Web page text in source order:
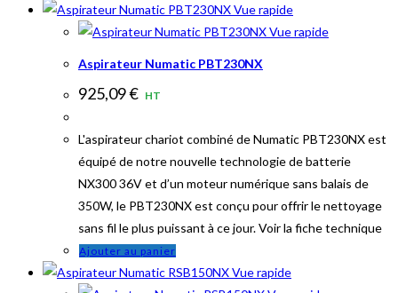
Vue rapide
Vue rapide
Aspirateur Numatic PBT230NX
925,09€ HT
L'aspirateur chariot combiné de Numatic PBT230NX est
équipé de notre nouvelle technologie de batterie
NX300 36V et d’un moteur numérique sans balais de
350W, le PBT230NX est conçu pour offrir le nettoyage
sans fil le plus puissant à ce jour. Voir la fiche technique
Ajouter au panier
Vue rapide